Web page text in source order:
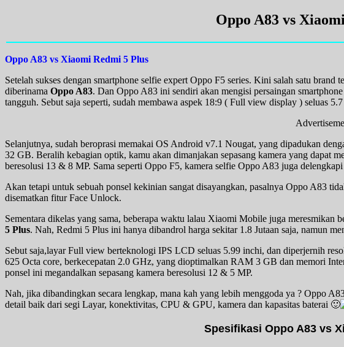
Oppo A83 vs
Oppo A83 vs Xiaomi Redmi 5 Plus
Setelah sukses dengan smartphone selfie expert Oppo F5 series. Kini salah satu
diberinama Oppo A83. Dan Oppo A83 ini sendiri akan mengisi persaingan
tangguh. Sebut saja seperti, sudah membawa aspek 18:9 ( Full view display ) seluas
Selanjutnya, sudah beroprasi memakai OS Android v7.1 Nougat, yang dipadukan
32 GB. Beralih kebagian optik, kamu akan dimanjakan sepasang kamera yang dapat
beresolusi 13 & 8 MP. Sama seperti Oppo F5, kamera selfie Oppo A83 juga
Akan tetapi untuk sebuah ponsel kekinian sangat disayangkan, pasalnya Oppo A83
disematkan fitur Face Unlock.
Sementara dikelas yang sama, beberapa waktu lalau Xiaomi Mobile juga meresmikan
5 Plus. Nah, Redmi 5 Plus ini hanya dibandrol harga sekitar 1.8 Jutaan saja, namun
Sebut saja,layar Full view berteknologi IPS LCD seluas 5.99 inchi, dan diperjernih
625 Octa core, berkecepatan 2.0 GHz, yang dioptimalkan RAM 3 GB dan memori
ponsel ini megandalkan sepasang kamera beresolusi 12 & 5 MP.
Nah, jika dibandingkan secara lengkap, mana kah yang lebih menggoda ya ? Oppo
detail baik dari segi Layar, konektivitas, CPU & GPU, kamera dan kapasitas baterai 🙂
Spesifikasi Oppo A83 vs